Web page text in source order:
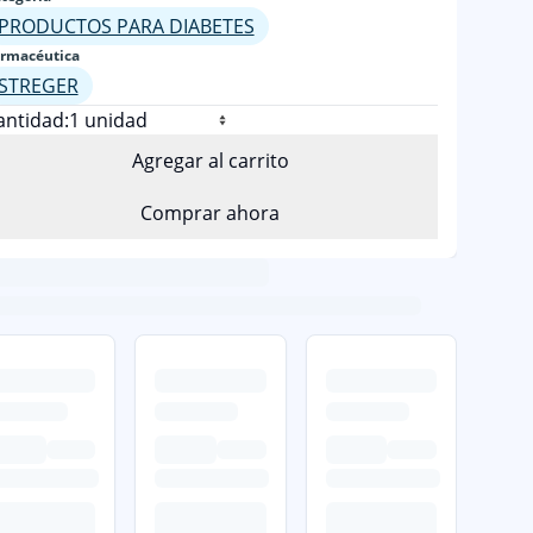
PARA DIABETES
Agregar al carrito
Comprar ahora